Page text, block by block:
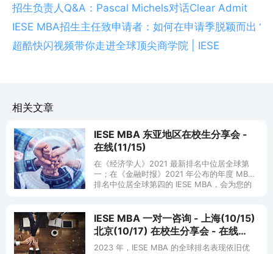
招生负责人Q&A：Pascal Michels对话Clear Admit
IESE MBA招生主任致申请者：如何在申请季脱颖而出？
超酷快闪视频带你走进全球顶尖商学院 | IESE
相关文章
IESE MBA 东亚地区在校生分享会 -
在线(11/15)
在《经济学人》2021 最新排名中位居全球第
一；在《金融时报》2021 年公布的年度 MBA
排名中位居全球第四的 IESE MBA，会为您的
IESE MBA 一对一咨询 - 上海(10/15)
北京(10/17) 在校生分享会 - 在线
(10/28)
2023 年，IESE MBA 的全球排名表现依旧优